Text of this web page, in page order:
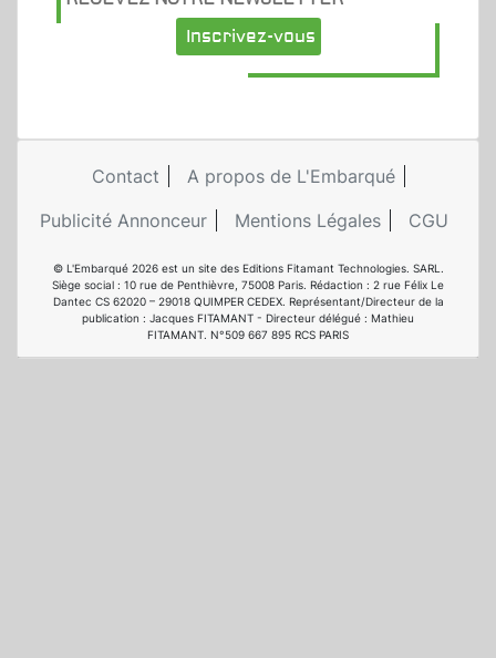
Inscrivez-vous
Contact
A propos de L'Embarqué
Publicité Annonceur
Mentions Légales CGU
© L'Embarqué 2026 est un site des Editions Fitamant Technologies. SARL.
Siège social : 10 rue de Penthièvre, 75008 Paris. Rédaction : 2 rue Félix Le
Dantec CS 62020 – 29018 QUIMPER CEDEX. Représentant/Directeur de la
publication : Jacques FITAMANT - Directeur délégué : Mathieu
FITAMANT. N°509 667 895 RCS PARIS